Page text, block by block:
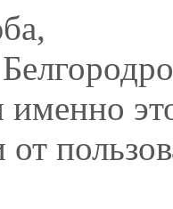
именно